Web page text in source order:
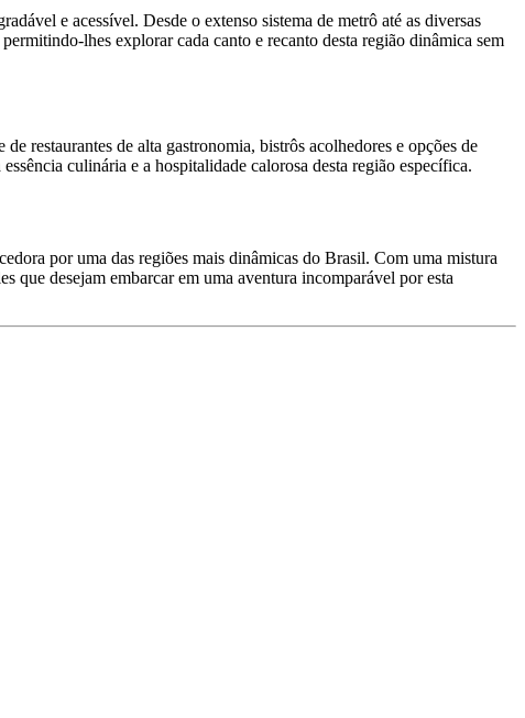
e acessível. Desde o extenso sistema de metrô até as diversas
lhes explorar cada canto e recanto desta região dinâmica sem
restaurantes de alta gastronomia, bistrôs acolhedores e opções de
culinária e a hospitalidade calorosa desta região específica.
por uma das regiões mais dinâmicas do Brasil. Com uma mistura
que desejam embarcar em uma aventura incomparável por esta